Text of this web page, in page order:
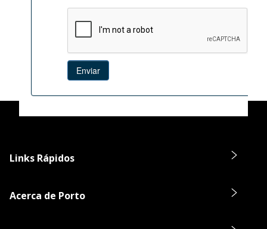
Links Rápidos
Acerca de Porto